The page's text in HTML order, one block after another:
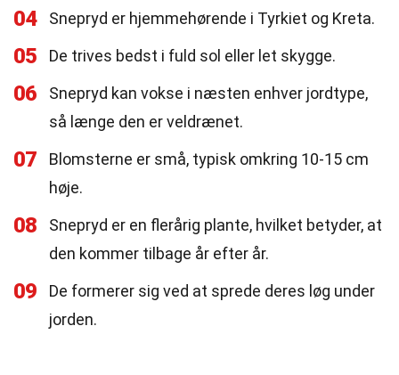
04 Snepryd er hjemmehørende i Tyrkiet og Kreta.
05 De trives bedst i fuld sol eller let skygge.
06
Snepryd kan vokse i næsten enhver jordtype,
så længe den er veldrænet.
07
Blomsterne er små, typisk omkring 10-15 cm
høje.
08
Snepryd er en flerårig plante, hvilket betyder, at
den kommer tilbage år efter år.
09
De formerer sig ved at sprede deres løg under
jorden.